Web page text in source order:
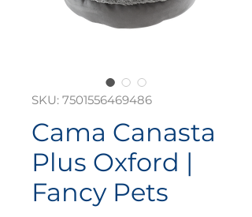
SKU: 7501556469486
Cama Canasta
Plus Oxford |
Fancy Pets